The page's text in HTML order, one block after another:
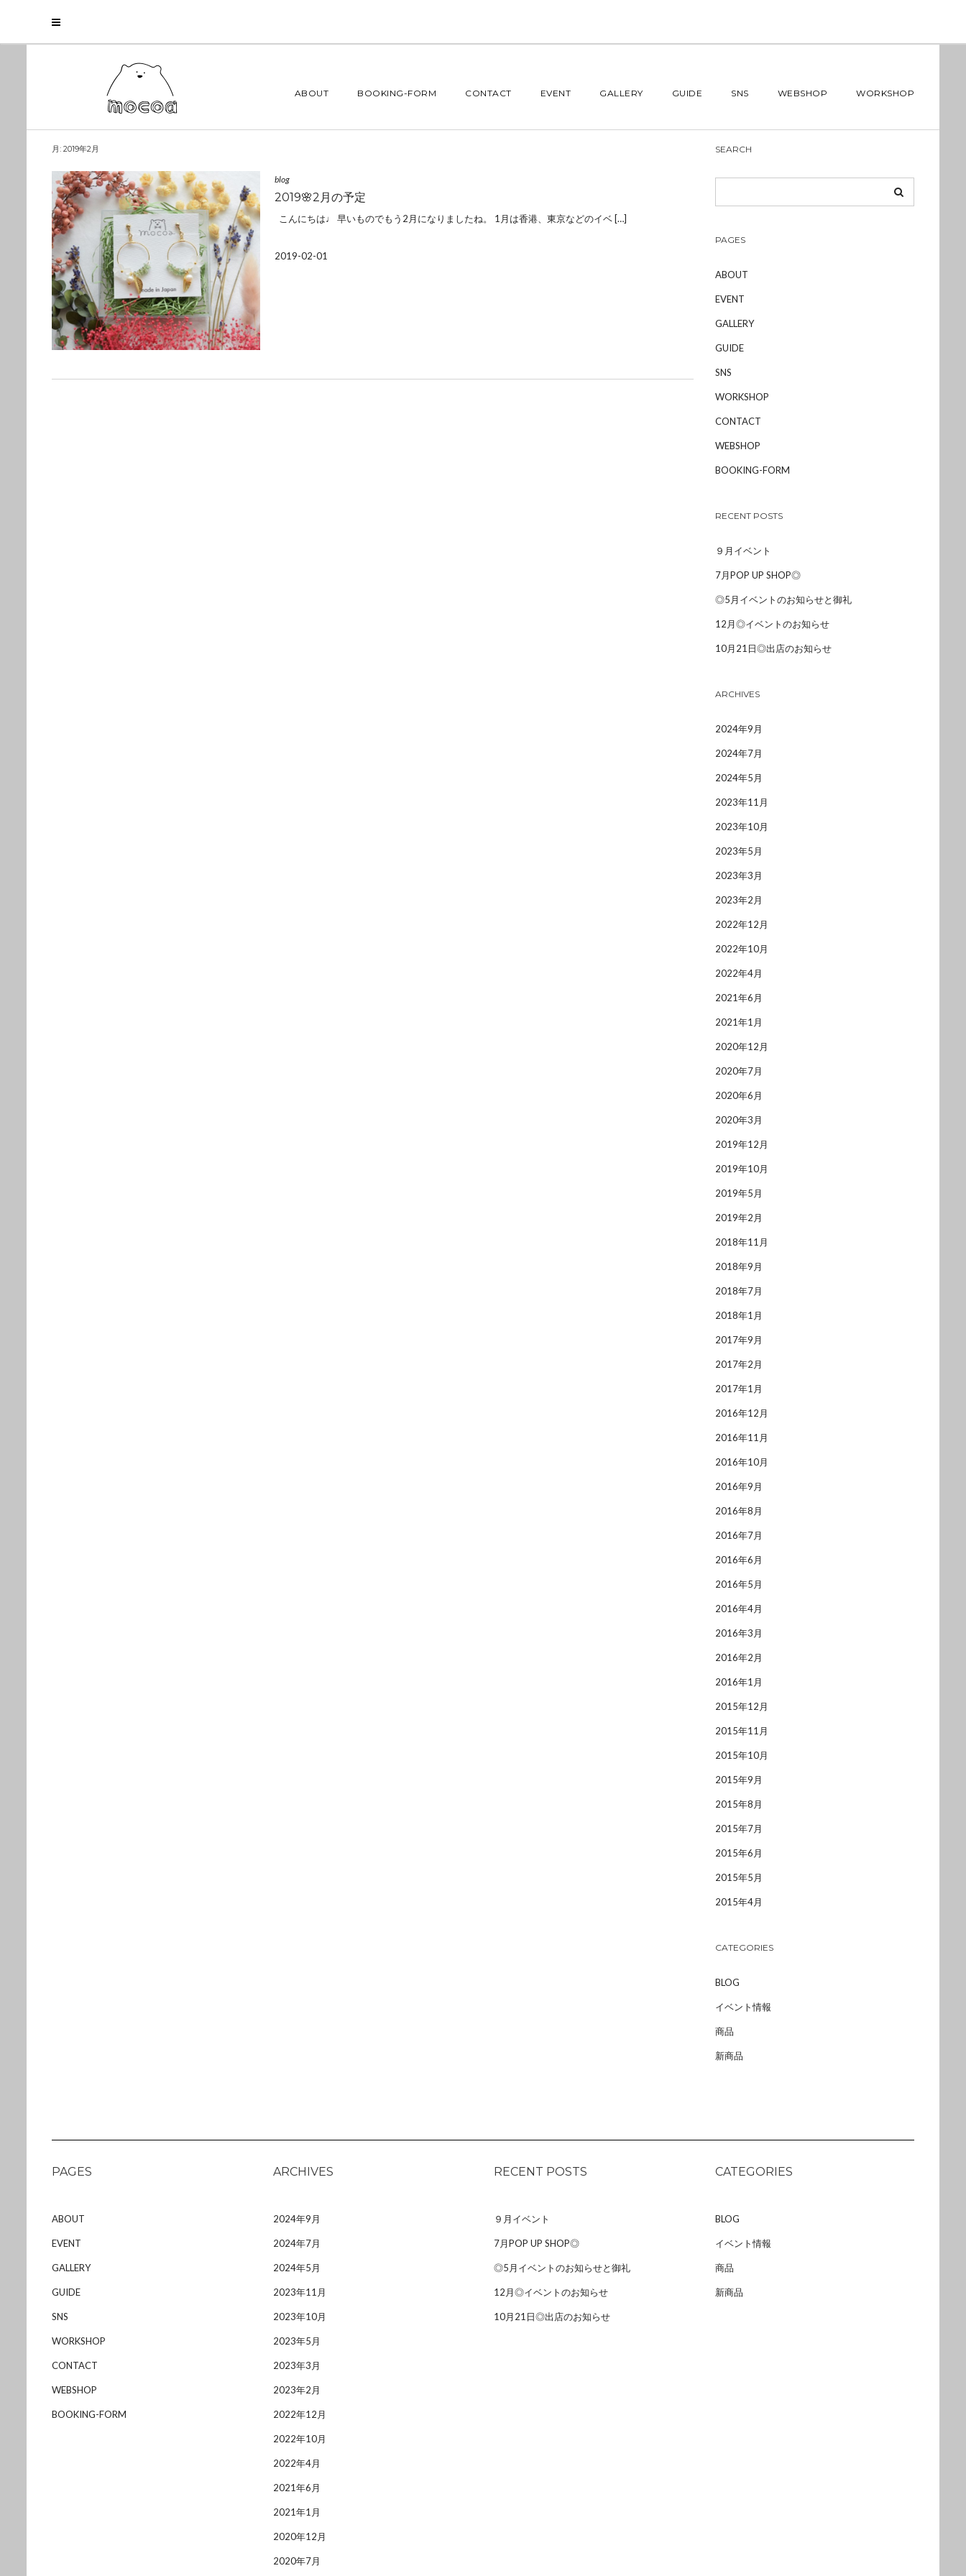
ABOUT BOOKING-FORM CONTACT EVENT GALLERY GUIDE SNS WEBSHOP WORKSHOP
月: 2019年2月
blog
2019🌸2月の予定
こんにちは♩ 早いものでもう2月になりましたね。 1月は香港、東京などのイベ […]
2019-02-01
SEARCH
PAGES
ABOUT
EVENT
GALLERY
GUIDE
SNS
WORKSHOP
CONTACT
WEBSHOP
BOOKING-FORM
RECENT POSTS
９月イベント
7月POP UP SHOP◎
◎5月イベントのお知らせと御礼
12月◎イベントのお知らせ
10月21日◎出店のお知らせ
ARCHIVES
2024年9月
2024年7月
2024年5月
2023年11月
2023年10月
2023年5月
2023年3月
2023年2月
2022年12月
2022年10月
2022年4月
2021年6月
2021年1月
2020年12月
2020年7月
2020年6月
2020年3月
2019年12月
2019年10月
2019年5月
2019年2月
2018年11月
2018年9月
2018年7月
2018年1月
2017年9月
2017年2月
2017年1月
2016年12月
2016年11月
2016年10月
2016年9月
2016年8月
2016年7月
2016年6月
2016年5月
2016年4月
2016年3月
2016年2月
2016年1月
2015年12月
2015年11月
2015年10月
2015年9月
2015年8月
2015年7月
2015年6月
2015年5月
2015年4月
CATEGORIES
BLOG
イベント情報
商品
新商品
PAGES
ABOUT
EVENT
GALLERY
GUIDE
SNS
WORKSHOP
CONTACT
WEBSHOP
BOOKING-FORM
ARCHIVES
2024年9月
2024年7月
2024年5月
2023年11月
2023年10月
2023年5月
2023年3月
2023年2月
2022年12月
2022年10月
2022年4月
2021年6月
2021年1月
2020年12月
2020年7月
RECENT POSTS
９月イベント
7月POP UP SHOP◎
◎5月イベントのお知らせと御礼
12月◎イベントのお知らせ
10月21日◎出店のお知らせ
CATEGORIES
BLOG
イベント情報
商品
新商品